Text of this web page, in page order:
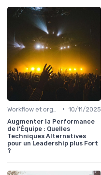
• 10/11/2025
Augmenter la Performance
de l'Équipe : Quelles
Techniques Alternatives
pour un Leadership plus Fort
?